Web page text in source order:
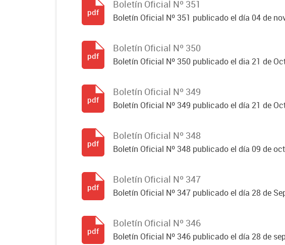
Boletín Oficial Nº 351
Boletín Oficial Nº 351 publicado el día 04 de
pdf
Boletín Oficial Nº 350
Boletín Oficial Nº 350 publicado el dia 21 de
pdf
Boletín Oficial Nº 349
Boletín Oficial Nº 349 publicado el día 21 de
pdf
Boletín Oficial Nº 348
Boletín Oficial Nº 348 publicado el día 09 de
pdf
Boletín Oficial Nº 347
Boletín Oficial Nº 347 publicado el día 28 de
pdf
Boletín Oficial Nº 346
Boletín Oficial Nº 346 publicado el día 28 de
pdf